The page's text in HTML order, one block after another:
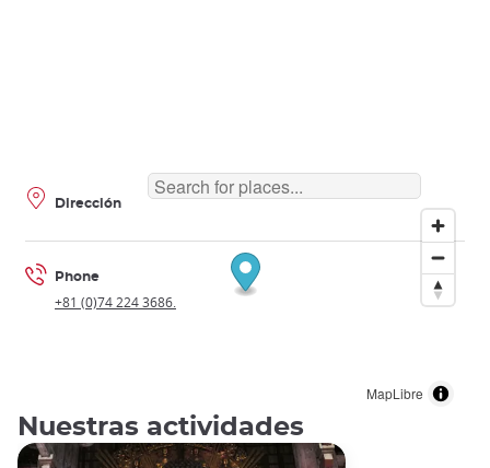
MapLibre
Dirección
Phone
+81 (0)74 224 3686.
Nuestras actividades